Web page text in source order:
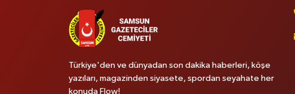
Türkiye'den ve dünyadan son dakika haberleri, köşe
yazıları, magazinden siyasete, spordan seyahate her
konuda Flow!